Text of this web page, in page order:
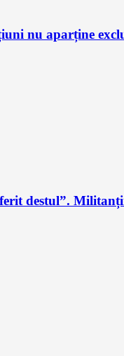
nu aparține
destul”.